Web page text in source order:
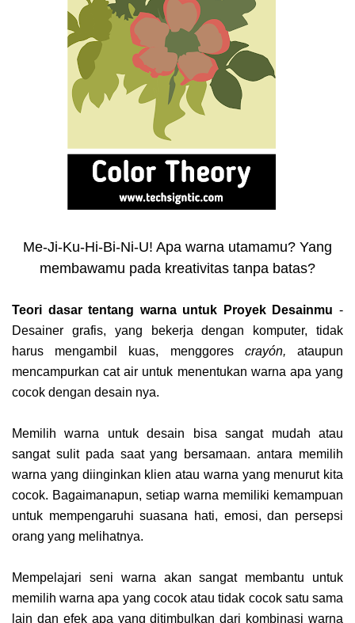
Me-Ji-Ku-Hi-Bi-Ni-U! Apa warna utamamu? Yang
membawamu pada kreativitas tanpa batas?
Teori dasar tentang warna untuk Proyek Desainmu -
Desainer grafis, yang bekerja dengan komputer, tidak
harus mengambil kuas, menggores crayón,ataupun
mencampurkan cat air untuk menentukan warna apa yang
cocok dengan desain nya.
Memilih warna untuk desain bisa sangat mudah atau
sangat sulit pada saat yang bersamaan. antara memilih
warna yang diinginkan klien atau warna yang menurut kita
cocok. Bagaimanapun, setiap warna memiliki kemampuan
untuk mempengaruhi suasana hati, emosi, dan persepsi
orang yang melihatnya.
Mempelajari seni warna akan sangat membantu untuk
memilih warna apa yang cocok atau tidak cocok satu sama
lain dan efek apa yang ditimbulkan dari kombinasi warna